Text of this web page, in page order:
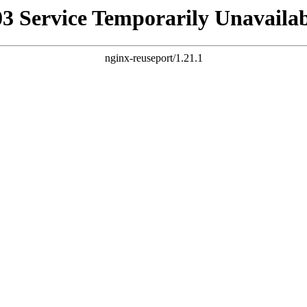
Service Temporarily
nginx-reuseport/1.21.1